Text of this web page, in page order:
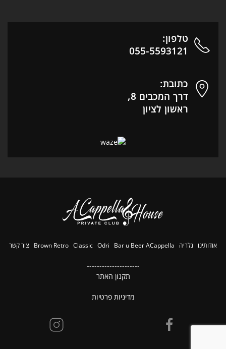
טלפון:
055-5593121
כתובת:
דרך המכבים 8,
ראשון לציון
אודותינו גלריה Brown Retro Classic Odri Bar u BeerACappella צור קשר
---------------------
תקנון האתר
מדיניות פרטיות